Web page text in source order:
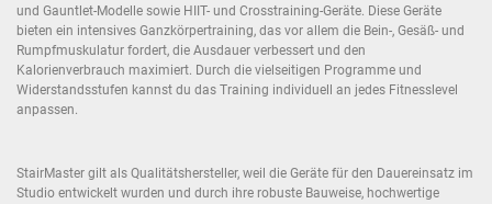
und Gauntlet-Modelle sowie HIIT- und Crosstraining-Geräte. Diese Geräte
bieten ein intensives Ganzkörpertraining, das vor allem die Bein-, Gesäß- und
Rumpfmuskulatur fordert, die Ausdauer verbessert und den
Kalorienverbrauch maximiert. Durch die vielseitigen Programme und
Widerstandsstufen kannst du das Training individuell an jedes Fitnesslevel
anpassen.
StairMaster gilt als Qualitätshersteller, weil die Geräte für den Dauereinsatz im
Studio entwickelt wurden und durch ihre robuste Bauweise, hochwertige